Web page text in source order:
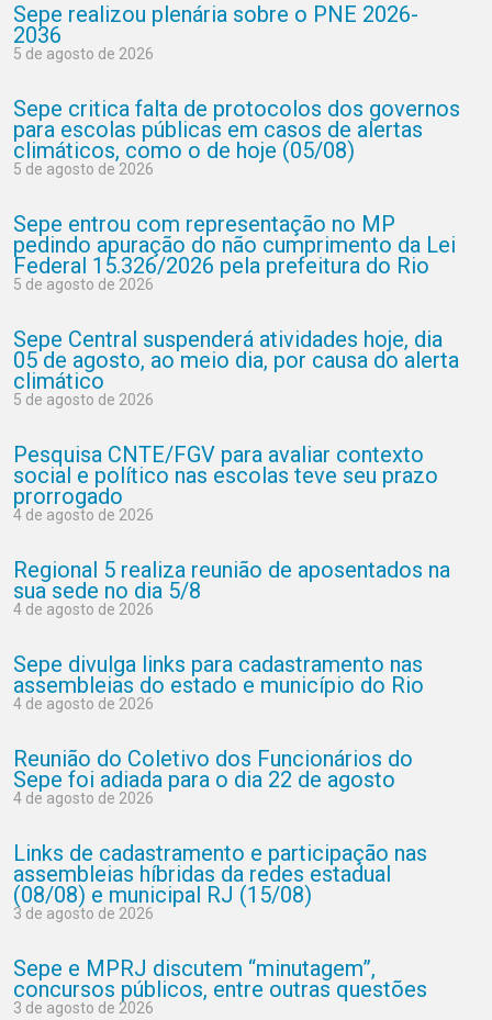
Sepe realizou plenária sobre o PNE 2026-
2036
5 de agosto de 2026
Sepe critica falta de protocolos dos governos
para escolas públicas em casos de alertas
climáticos, como o de hoje (05/08)
5 de agosto de 2026
Sepe entrou com representação no MP
pedindo apuração do não cumprimento da Lei
Federal 15.326/2026 pela prefeitura do Rio
5 de agosto de 2026
Sepe Central suspenderá atividades hoje, dia
05 de agosto, ao meio dia, por causa do alerta
climático
5 de agosto de 2026
Pesquisa CNTE/FGV para avaliar contexto
social e político nas escolas teve seu prazo
prorrogado
4 de agosto de 2026
Regional 5 realiza reunião de aposentados na
sua sede no dia 5/8
4 de agosto de 2026
Sepe divulga links para cadastramento nas
assembleias do estado e município do Rio
4 de agosto de 2026
Reunião do Coletivo dos Funcionários do
Sepe foi adiada para o dia 22 de agosto
4 de agosto de 2026
Links de cadastramento e participação nas
assembleias híbridas da redes estadual
(08/08) e municipal RJ (15/08)
3 de agosto de 2026
Sepe e MPRJ discutem “minutagem”,
concursos públicos, entre outras questões
3 de agosto de 2026